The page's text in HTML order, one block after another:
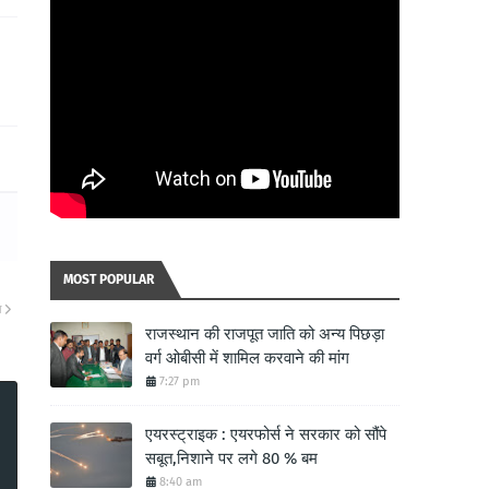
MOST POPULAR
राजस्थान की राजपूत जाति को अन्य पिछड़ा
वर्ग ओबीसी में शामिल करवाने की मांग
7:27 pm
एयरस्ट्राइक : एयरफोर्स ने सरकार को सौंपे
सबूत,निशाने पर लगे 80 % बम
8:40 am